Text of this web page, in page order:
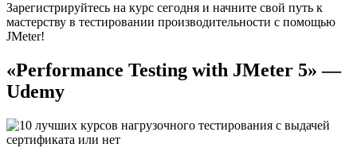
Зарегистрируйтесь на курс сегодня и начните свой путь к
мастерству в тестировании производительности с помощью
JMeter!
«Performance Testing with JMeter 5» —
Udemy